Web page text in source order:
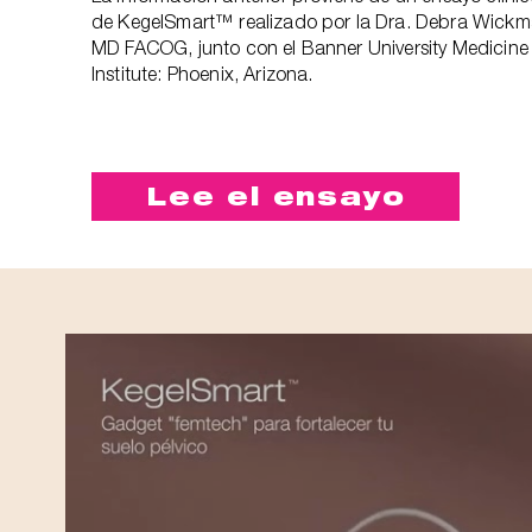
de KegelSmart™ realizado por la Dra. Debra
MD FACOG, junto con el Banner University Medicine
Institute: Phoenix, Arizona.
Lee el ensayo